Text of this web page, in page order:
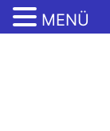
MENÜ